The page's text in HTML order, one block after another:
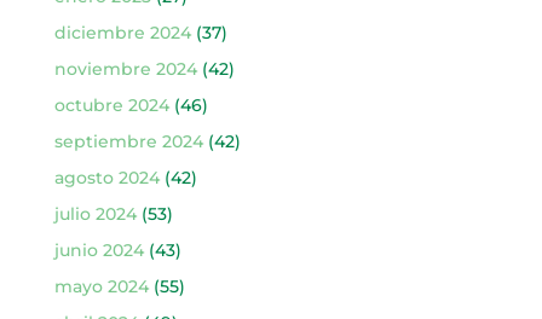
diciembre 2024(37)
noviembre 2024(42)
octubre 2024(46)
septiembre 2024(42)
agosto 2024(42)
julio 2024(53)
junio 2024(43)
mayo 2024(55)